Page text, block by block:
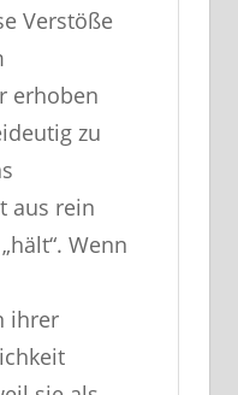
Verstöße
erhoben
zu
aus rein
Wenn
ihrer